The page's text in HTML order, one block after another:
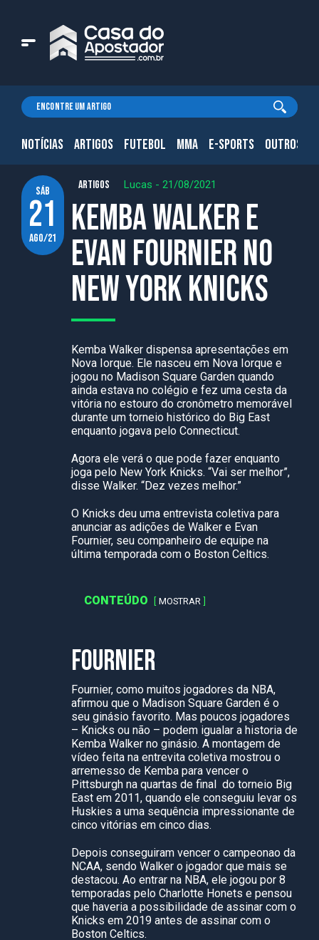
NOTÍCIAS ARTIGOS FUTEBOL MMA E-SPORTS OUTROS.
sáb
21
ago/21
ARTIGOS Lucas - 21/08/2021
Kemba Walker e
Evan Fournier no
New York Knicks
Kemba Walker dispensa apresentações em
Nova Iorque. Ele nasceu em Nova Iorque e
jogou no Madison Square Garden quando
ainda estava no colégio e fez uma cesta da
vitória no estouro do cronômetro memorável
durante um torneio histórico do Big East
enquanto jogava pelo Connecticut.
Agora ele verá o que pode fazer enquanto
joga pelo New York Knicks. “Vai ser melhor”,
disse Walker. “Dez vezes melhor.”
O Knicks deu uma entrevista coletiva para
anunciar as adições de Walker e Evan
Fournier, seu companheiro de equipe na
última temporada com o Boston Celtics.
CONTEÚDO MOSTRAR
FOURNIER
Fournier, como muitos jogadores da NBA,
afirmou que o Madison Square Garden é o
seu ginásio favorito. Mas poucos jogadores
– Knicks ou não – podem igualar a historia de
Kemba Walker no ginásio. A montagem de
vídeo feita na entrevita coletiva mostrou o
arremesso de Kemba para vencer o
Pittsburgh na quartas de final do torneio Big
East em 2011, quando ele conseguiu levar os
Huskies a uma sequência impressionante de
cinco vitórias em cinco dias.
Depois conseguiram vencer o campeonao da
NCAA, sendo Walker o jogador que mais se
destacou. Ao entrar na NBA, ele jogou por 8
temporadas pelo Charlotte Honets e pensou
que haveria a possibilidade de assinar com o
Knicks em 2019 antes de assinar com o
Boston Celtics.